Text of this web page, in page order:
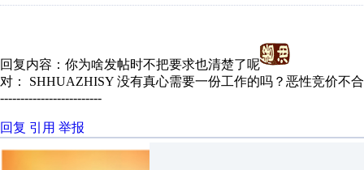
回复内容：你为啥发帖时不把要求也清楚了呢
对： SHHUAZHISY 没有真心需要一份工作的吗？恶性竞价不
-------------------------
回复 引用 举报